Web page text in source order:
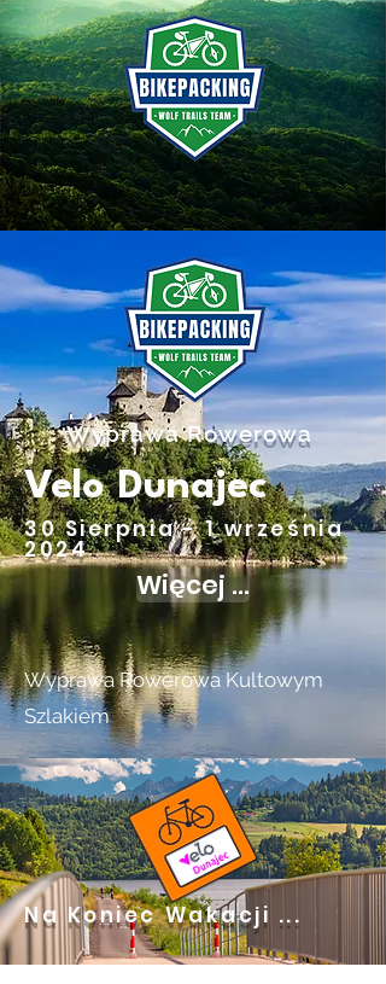
Wyprawa Rowerowa
Velo Dunajec
30 Sierpnia - 1 września
2024
Więcej ...
Wyprawa Rowerowa Kultowym
Szlakiem
Na Koniec Wakacji ...